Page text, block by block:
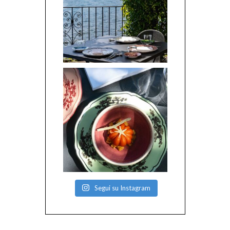
Segui su Instagram